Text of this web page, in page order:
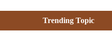
Trending Topic